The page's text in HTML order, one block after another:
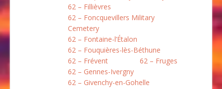
62 – Fillièvres
62 – Foncquevillers Military
Cemetery
62 – Fontaine-l’Étalon
62 – Fouquières-lès-Béthune
62 – Frévent
62 – Fruges
62 – Gennes-Ivergny
62 – Givenchy-en-Gohelle